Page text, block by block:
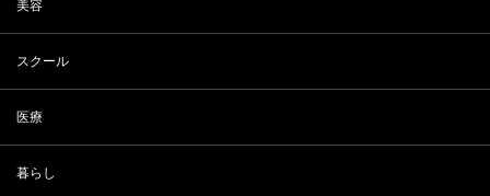
美容
スクール
医療
暮らし